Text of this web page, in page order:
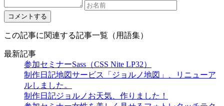
この記事に関連する記事一覧（用語集）
最新記事
参加セミナーSass（CSS Nite LP32）
制作日記地図サービス「ジョルノ地図」、リニューア
ルしました。
制作日記ジョルノお天気、作りました！